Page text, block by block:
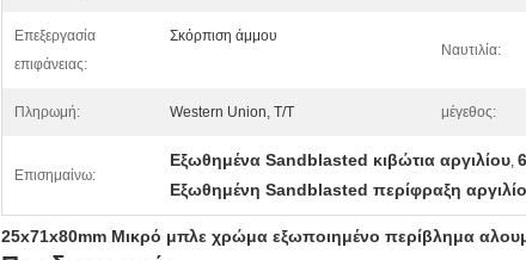
Επεξεργασία
επιφάνειας:
Σκόρπιση άμμου
Ναυτιλία:
Πληρωμή: Western Union, T/T μέγεθος:
Επισημαίνω:
Εξωθημένα Sandblasted κιβώτια αργιλίου,
Εξωθημένη Sandblasted περίφραξη
25x71x80mm Μικρό μπλε χρώμα εξωποιημένο περίβλημα